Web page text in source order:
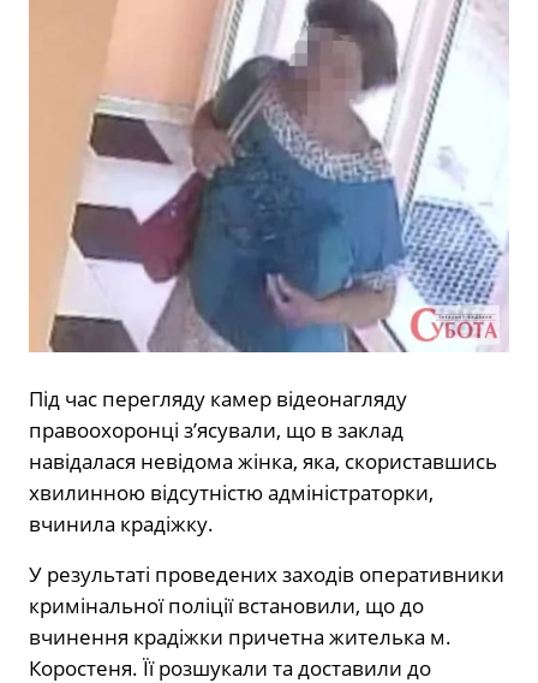
Під час перегляду камер відеонагляду
правоохоронці з’ясували, що в заклад
навідалася невідома жінка, яка, скориставшись
хвилинною відсутністю адміністраторки,
вчинила крадіжку.
У результаті проведених заходів оперативники
кримінальної поліції встановили, що до
вчинення крадіжки причетна жителька м.
Коростеня. Її розшукали та доставили до